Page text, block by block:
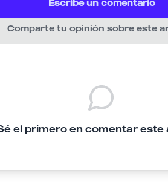
Escribe un comentario
Comparte tu opinión sobre este
el primero en comentar este